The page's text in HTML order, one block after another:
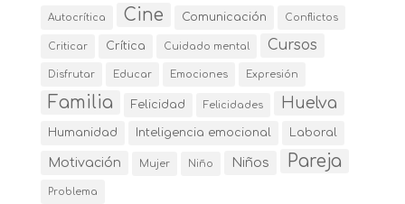
Autocrítica Cine Comunicación Conflictos
Criticar Crítica Cuidado mental Cursos
Disfrutar Educar Emociones Expresión
Familia Felicidad Felicidades Huelva
Humanidad Inteligencia emocional Laboral
Motivación Mujer Niño Niños Pareja
Problema